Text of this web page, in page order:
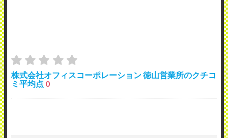
株式会社オフィスコーポレーション 徳山営業所のクチコ
ミ平均点 0